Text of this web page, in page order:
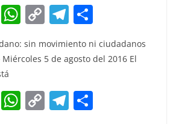
E
m
W
h
at
A
p
C
p
Li
n
T
e
gr
a
m
h
ar
sin movimiento ni ciudadanos
5 de agosto del 2016 El
E W C T